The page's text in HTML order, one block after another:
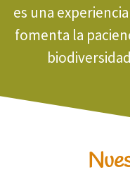
es una
fomenta la